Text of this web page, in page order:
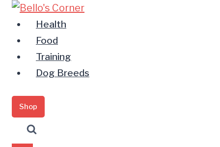
Zum
Inhalt
springen
Health
Food
Training
Dog Breeds
Shop